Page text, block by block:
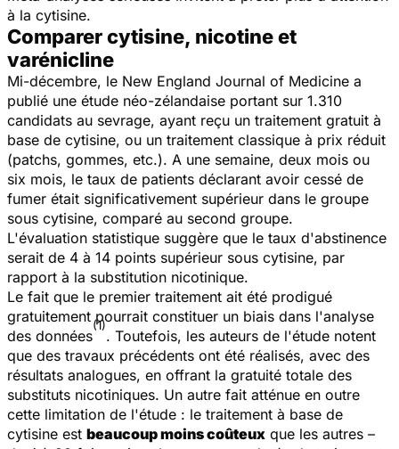
à la cytisine.
Comparer cytisine, nicotine et
varénicline
Mi-décembre, le New England Journal of Medicine a
publié une étude néo-zélandaise portant sur 1.310
candidats au sevrage, ayant reçu un traitement gratuit à
base de cytisine, ou un traitement classique à prix réduit
(patchs, gommes, etc.). A une semaine, deux mois ou
six mois, le taux de patients déclarant avoir cessé de
fumer était significativement supérieur dans le groupe
sous cytisine, comparé au second groupe.
L'évaluation statistique suggère que le taux d'abstinence
serait de 4 à 14 points supérieur sous cytisine, par
rapport à la substitution nicotinique.
Le fait que le premier traitement ait été prodigué
gratuitement pourrait constituer un biais dans l'analyse
des données
(1)
. Toutefois, les auteurs de l'étude notent
que des travaux précédents ont été réalisés, avec des
résultats analogues, en offrant la gratuité totale des
substituts nicotiniques. Un autre fait atténue en outre
cette limitation de l'étude : le traitement à base de
cytisine est beaucoup moins coûteux que les autres –